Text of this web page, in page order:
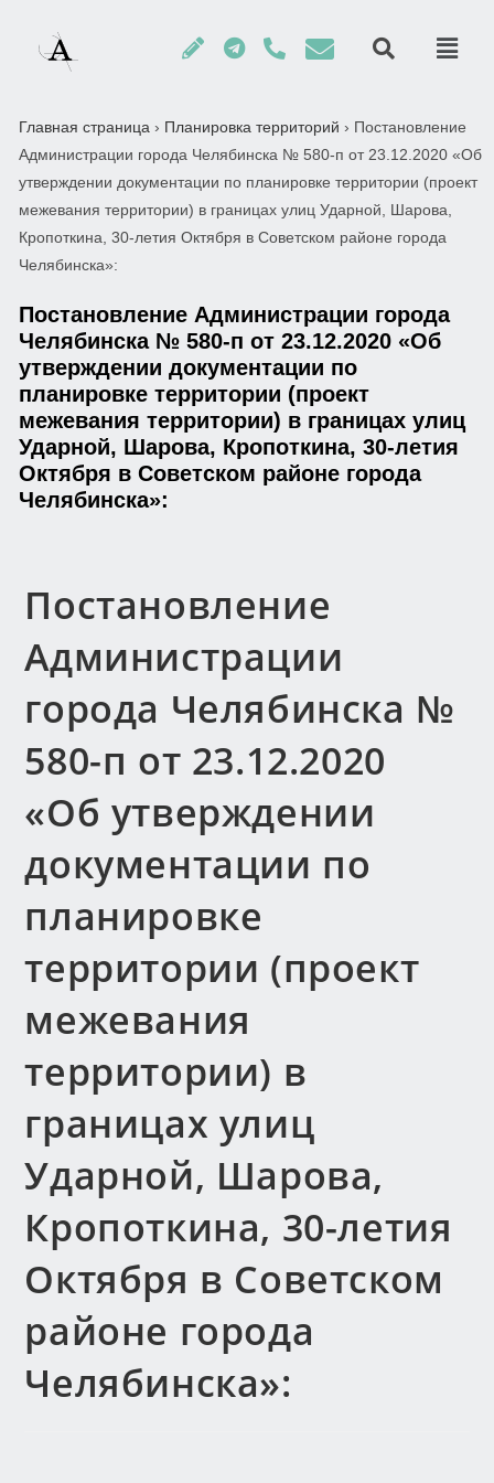
Главная страница › Планировка территорий › Постановление
Администрации города Челябинска № 580-п от 23.12.2020 «Об
утверждении документации по планировке территории (проект
межевания территории) в границах улиц Ударной, Шарова,
Кропоткина, 30-летия Октября в Советском районе города
Челябинска»:
Постановление Администрации города
Челябинска № 580-п от 23.12.2020 «Об
утверждении документации по
планировке территории (проект
межевания территории) в границах улиц
Ударной, Шарова, Кропоткина, 30-летия
Октября в Советском районе города
Челябинска»:
Постановление
Администрации
города Челябинска №
580-п от 23.12.2020
«Об утверждении
документации по
планировке
территории (проект
межевания
территории) в
границах улиц
Ударной, Шарова,
Кропоткина, 30-летия
Октября в Советском
районе города
Челябинска»: